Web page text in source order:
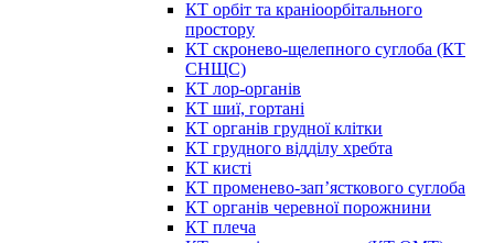
КТ орбіт та краніоорбітального
простору
КТ скронево-щелепного суглоба (КТ
СНЩС)
КТ лор-органів
КТ шиї, гортані
КТ органів грудної клітки
КТ грудного відділу хребта
КТ кисті
КТ променево-зап’ясткового суглоба
КТ органів черевної порожнини
КТ плеча